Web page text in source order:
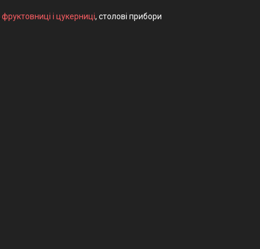
фруктовниці і цукерниці, столові прибори